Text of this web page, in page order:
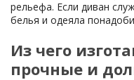
рельефа. Если диван
белья и одеяла
Из чего
прочные и